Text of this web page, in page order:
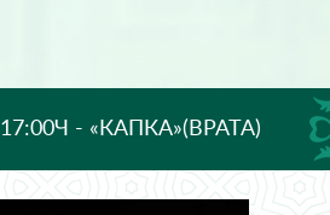
- «КАПКА»(ВРАТА)